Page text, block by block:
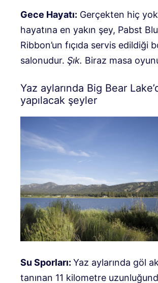
Gece Hayatı: Gerçekten hiç
hayatına en yakın şey, Pabst
Ribbon’un fıçıda servis edildiği
salonudur. Şık. Biraz masa
Yaz aylarında Big Bear
yapılacak şeyler
Su Sporları: Yaz aylarında göl
tanınan 11 kilometre